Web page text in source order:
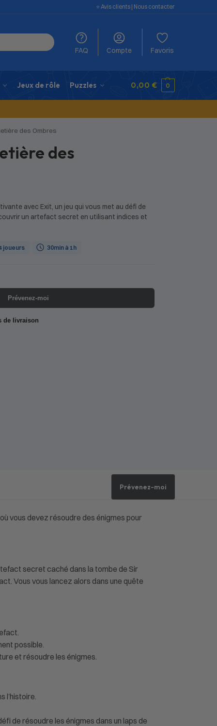
⭐️ Avis clients | Nous contacter
FAQ Compte Favoris
Jeux de rôle Puzzles 0,00 € 0
des Ombres
des
avec Exit, un jeu qui vous met au défi de
un artefact secret en utilisant indices et
joueurs 30min à 1h
Prévenez-moi
de livraison
Prévenez-moi
vous devez résoudre des énigmes pour
secret caché dans la tombe de Sir
Vous vous lancez alors dans une quête
possible.
et résoudre les énigmes.
l’histoire.
de résoudre les énigmes dans un laps de